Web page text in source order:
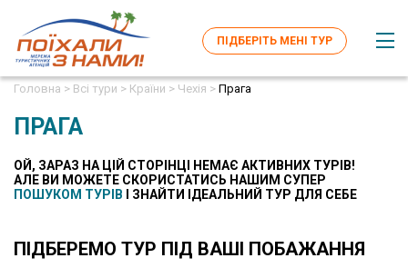
ПІДБЕРІТЬ МЕНІ ТУР
Головна > Всі тури > Країни > Чехія > Прага
ПРАГА
ОЙ, ЗАРАЗ НА ЦІЙ СТОРІНЦІ НЕМАЄ АКТИВНИХ ТУРІВ!
AЛЕ ВИ МОЖЕТЕ СКОРИСТАТИСЬ НАШИМ СУПЕР
ПОШУКОМ ТУРІВ І ЗНАЙТИ ІДЕАЛЬНИЙ ТУР ДЛЯ СЕБЕ
ПІДБЕРЕМО ТУР ПІД ВАШІ ПОБАЖАННЯ